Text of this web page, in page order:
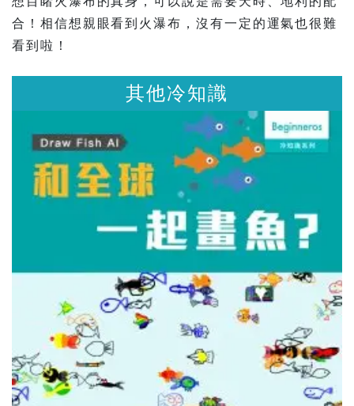
合！相信想親眼看到火瀑布，沒有一定的運氣也很難
看到啦！
其他冷知識